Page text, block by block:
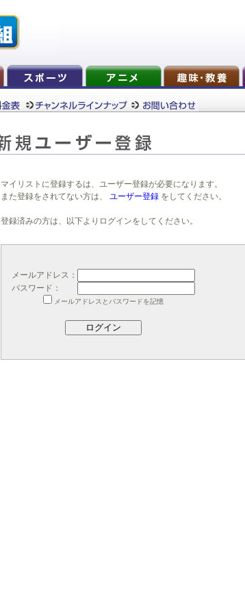
マイリストに登録するは、ユーザー登録が必要になります。
また登録をされてない方は、
ユーザー登録 をしてください。
登録済みの方は、以下よりログインをしてください。
メールアドレス：
パスワード：
メールアドレスとパスワードを記憶